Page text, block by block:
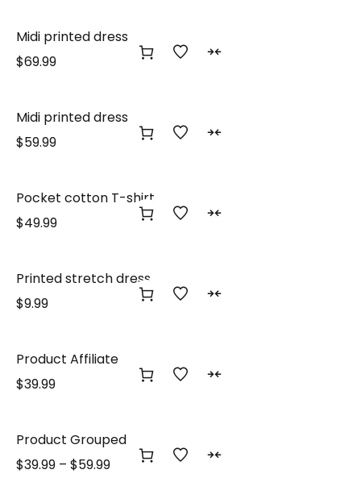
Midi printed dress
$69.99
Midi printed dress
$59.99
Pocket cotton T-shirt
$49.99
Printed stretch dress
$9.99
Product Affiliate
$39.99
Product Grouped
$39.99 – $59.99